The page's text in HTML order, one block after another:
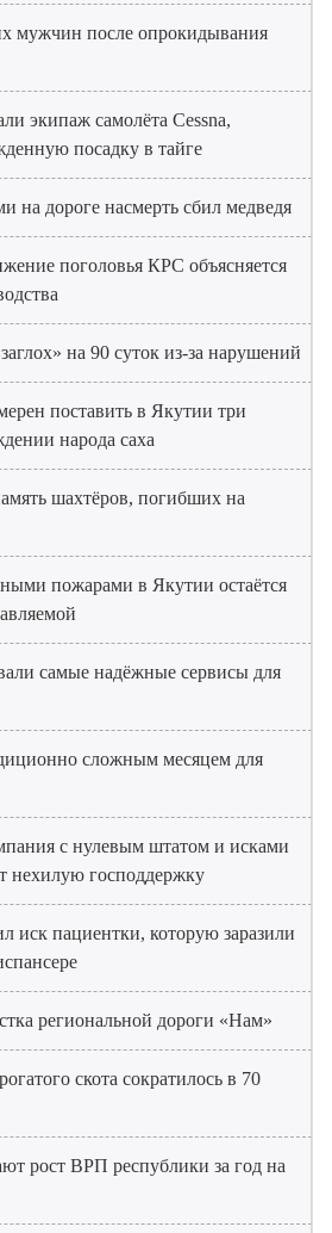
мужчин после опрокидывания
экипаж самолёта Cessna,
посадку в тайге
на дороге насмерть сбил медведя
поголовья КРС объясняется
на 90 суток из-за нарушений
поставить в Якутии три
народа саха
шахтёров, погибших на
пожарами в Якутии остаётся
самые надёжные сервисы для
сложным месяцем для
с нулевым штатом и исками
нехилую господдержку
иск пациентки, которую заразили
региональной дороги «Нам»
скота сократилось в 70
рост ВРП республики за год на